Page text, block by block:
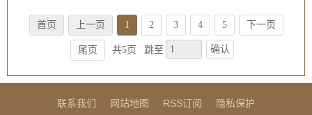
首页 上一页 1 2 3 4 5 下一页
尾页 共5页 跳至 确认
联系我们 网站地图 RSS订阅 隐私保护